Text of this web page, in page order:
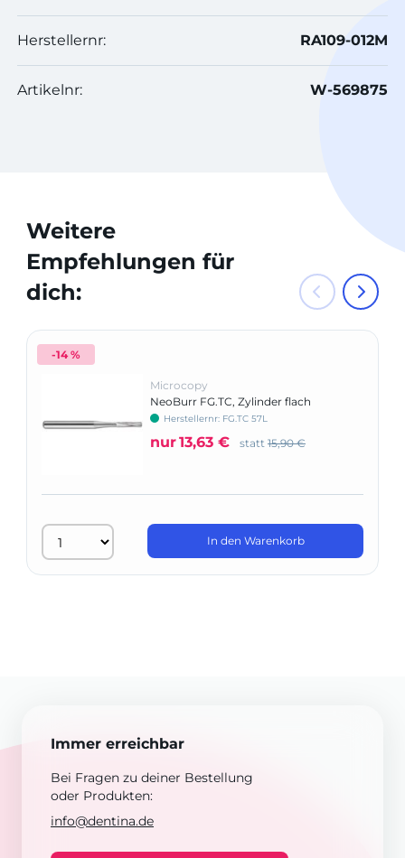
Herstellernr: RA109-012M
Artikelnr: W-569875
Weitere
Empfehlungen für
dich:
-14 %
Microcopy
NeoBurr FG.TC, Zylinder flach
Herstellernr: FG.TC 57L
nur13,63 € statt 15,90 €
In den Warenkorb
Immer erreichbar
Bei Fragen zu deiner Bestellung
oder Produkten:
info@dentina.de